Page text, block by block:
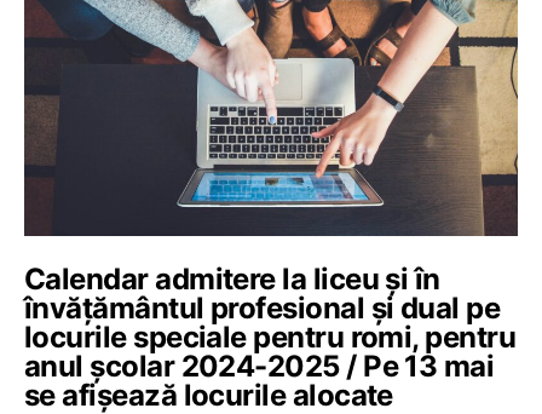
Calendar admitere la liceu și în
învățământul profesional și dual pe
locurile speciale pentru romi, pentru
anul școlar 2024-2025 / Pe 13 mai
se afişează locurile alocate